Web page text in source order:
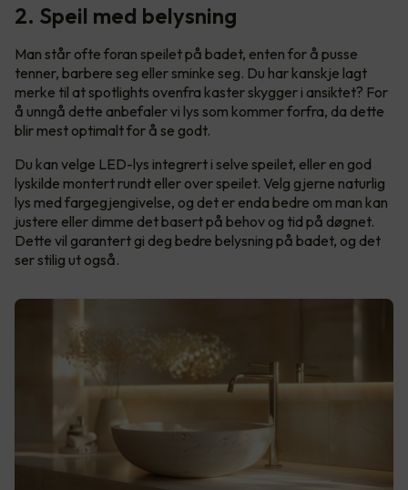
2. Speil med belysning
Man står ofte foran speilet på badet, enten for å pusse
tenner, barbere seg eller sminke seg. Du har kanskje lagt
merke til at spotlights ovenfra kaster skygger i ansiktet? For
å unngå dette anbefaler vi lys som kommer forfra, da dette
blir mest optimalt for å se godt.
Du kan velge LED-lys integrert i selve speilet, eller en god
lyskilde montert rundt eller over speilet. Velg gjerne naturlig
lys med fargegjengivelse, og det er enda bedre om man kan
justere eller dimme det basert på behov og tid på døgnet.
Dette vil garantert gi deg bedre belysning på badet, og det
ser stilig ut også.